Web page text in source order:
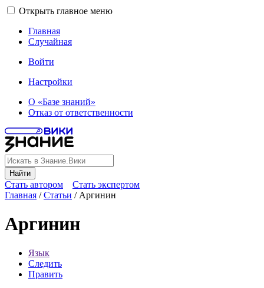
Открыть главное меню
Главная
Случайная
Войти
Настройки
О «Базе знаний»
Отказ от ответственности
Найти
Стать автором
Стать экспертом
Главная /Статьи / Аргинин
Аргинин
Язык
Следить
Править